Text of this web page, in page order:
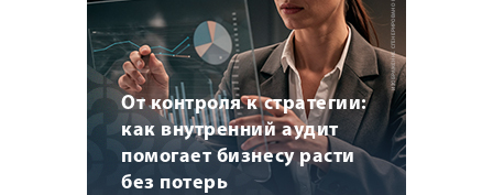
От контроля к стратегии:
как внутренний аудит
помогает бизнесу расти
без потерь